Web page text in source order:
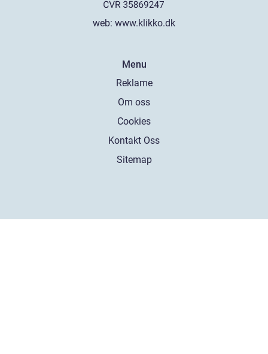
web: www.klikko.dk
Menu
Reklame
Om oss
Cookies
Kontakt Oss
Sitemap